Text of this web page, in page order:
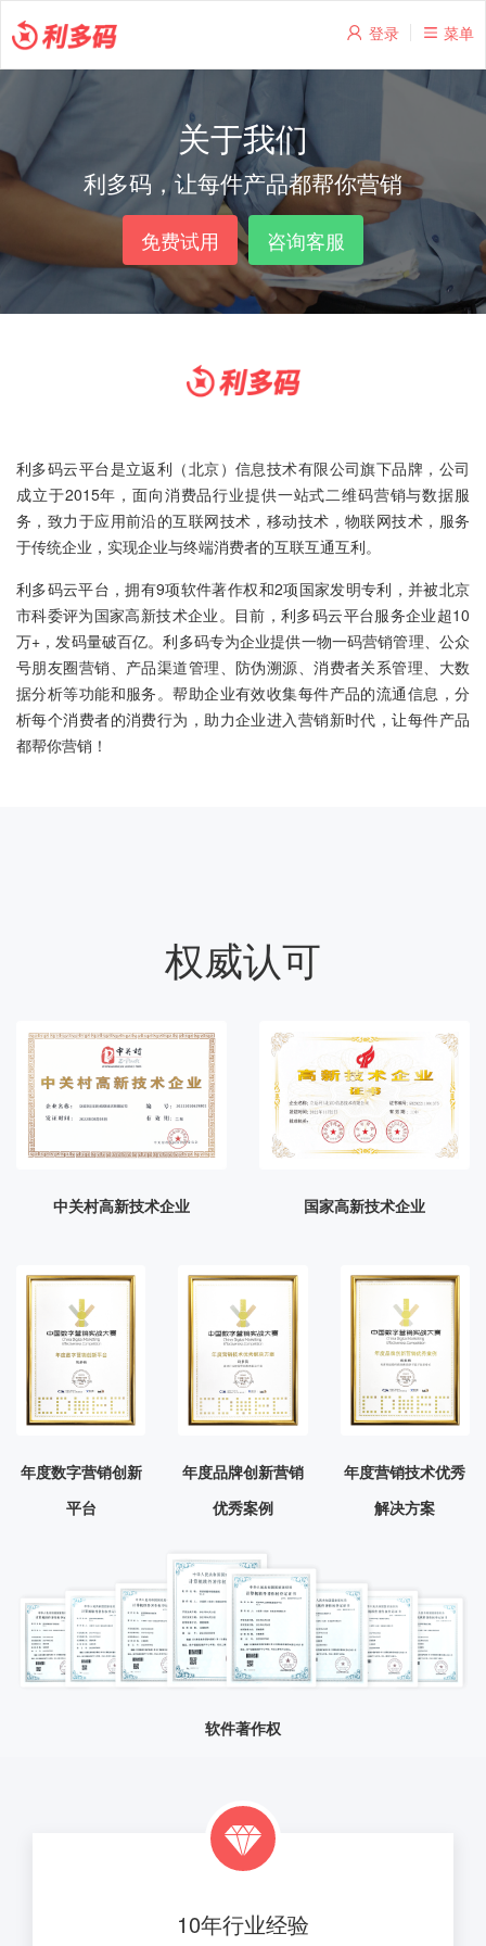
菜单
登录
关于我们
利多码，让每件产品都帮你营销
免费试用 咨询客服
利多码云平台是立返利（北京）信息技术有限公司旗下品牌，公司
成立于2015年，面向消费品行业提供一站式二维码营销与数据服
务，致力于应用前沿的互联网技术，移动技术，物联网技术，服务
于传统企业，实现企业与终端消费者的互联互通互利。
利多码云平台，拥有9项软件著作权和2项国家发明专利，并被北京
市科委评为国家高新技术企业。目前，利多码云平台服务企业超10
万+，发码量破百亿。利多码专为企业提供一物一码营销管理、公众
号朋友圈营销、产品渠道管理、防伪溯源、消费者关系管理、大数
据分析等功能和服务。帮助企业有效收集每件产品的流通信息，分
析每个消费者的消费行为，助力企业进入营销新时代，让每件产品
都帮你营销！
权威认可
中关村高新技术企业 国家高新技术企业
年度数字营销创新
平台
年度品牌创新营销
优秀案例
年度营销技术优秀
解决方案
软件著作权
10年行业经验